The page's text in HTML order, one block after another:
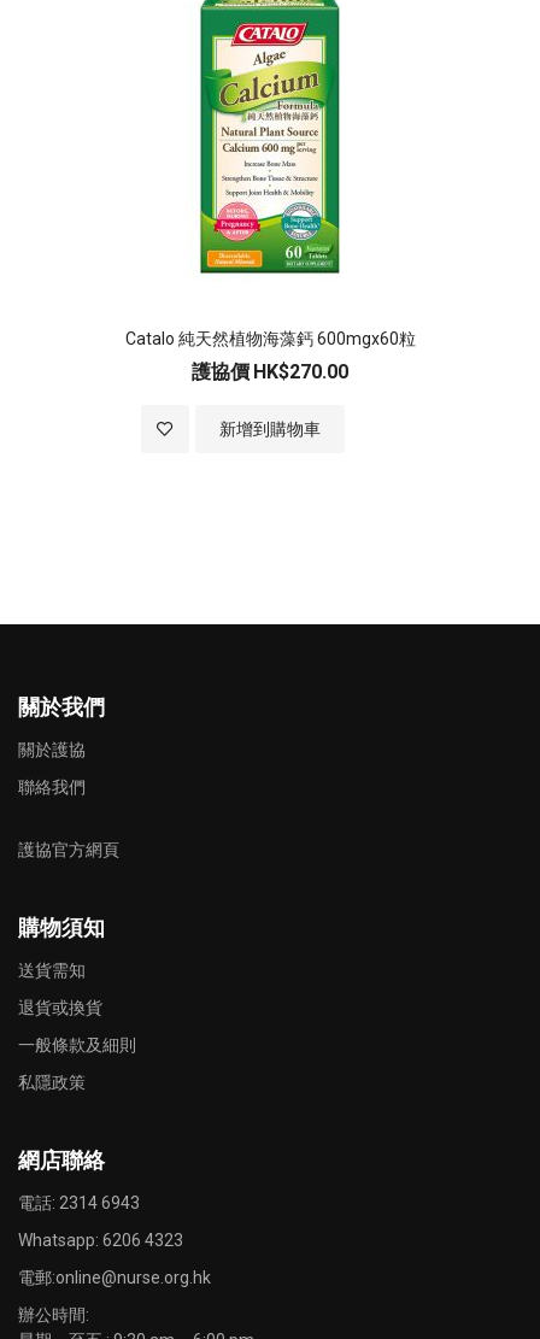
Catalo 純天然植物海藻鈣 600mgx60粒
護協價 HK$270.00
新增到購物車
加入至願望清單
關於我們
關於護協
聯絡我們
護協官方網頁
購物須知
送貨需知
退貨或換貨
一般條款及細則
私隱政策
網店聯絡
電話: 2314 6943
Whatsapp: 6206 4323
電郵:online@nurse.org.hk
辦公時間: